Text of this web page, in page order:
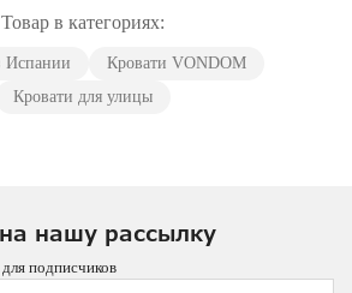
Товар в категориях:
Испании
Кровати VONDOM
Кровати для улицы
нашу рассылку
подписчиков